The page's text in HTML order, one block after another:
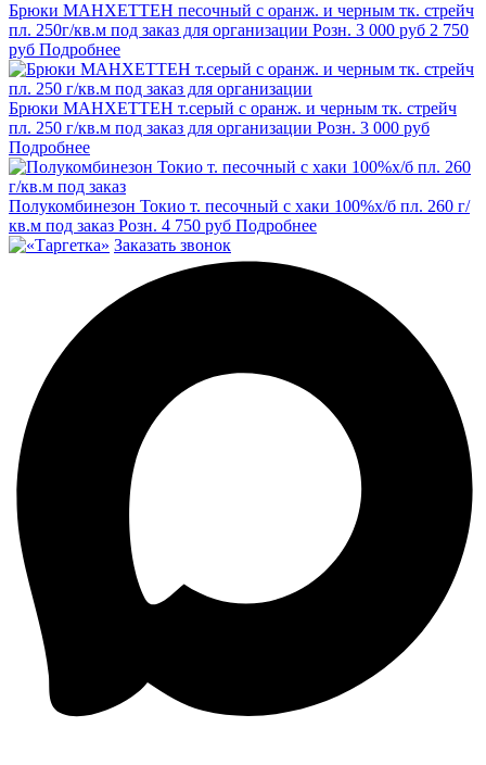
Брюки МАНХЕТТЕН песочный с оранж. и черным тк. стрейч
пл. 250г/кв.м под заказ для организации Розн. 3 000 руб 2 750
руб Подробнее
Брюки МАНХЕТТЕН т.серый с оранж. и черным тк. стрейч
пл. 250 г/кв.м под заказ для организации Розн. 3 000 руб
Подробнее
Полукомбинезон Токио т. песочный с хаки 100%х/б пл. 260 г/
кв.м под заказ Розн. 4 750 руб Подробнее
Заказать звонок